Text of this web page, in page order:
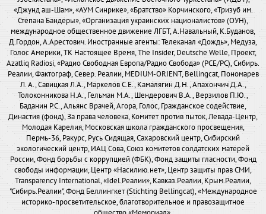
«Джунд аш-Шам», «АУМ Синрике», «Братство» Корчинского, «Тризуб им.
Степана Бандеры», «Организация украинских националистов» (ОУН),
международное общественное движение ЛГБТ, А.Навальный, К.Буданов,
Д.Гордон, А.Арестович. Иностранные агенты: Телеканал «Дождь», Медуза,
Голос Америки, ТК Настоящее Время, The Insider, Deutsche Welle, Проект,
Azatliq Radiosi, «Радио Свободная Европа/Радио Свобода» (PCE/PC), Сибирь.
Реалии, Фактограф, Север. Реалии, MEDIUM-ORIENT, Bellingcat, Пономарев
Л. А., Савицкая Л.А., Маркелов С.Е., Камалягин Д.Н., Апахончич Д.А.,
Толоконникова Н.А., Гельман М.А., Шендерович В.А., Верзилов П.Ю.,
Баданин Р.С., Альянс Врачей, Агора, Голос, Гражданское содействие,
Династия (фонд), За права человека, Комитет против пыток, Левада-Центр,
Молодая Карелия, Московская школа гражданского просвещения,
Пермь-36, Ракурс, Русь Сидящая, Сахаровский центр, Сибирский
экологический центр, ИАЦ Сова, Союз комитетов солдатских матерей
России, Фонд борьбы с коррупцией (ФБК), Фонд защиты гласности, Фонд
свободы информации, Центр «Насилию.нет», Центр защиты прав СМИ,
Transparency International, «Idel.Реалии», Кавказ.Реалии, Крым.Реалии,
"Сибирь.Реалии", Фонд Беллингкет (Stichting Bellingcat), «Международное
историко-просветительское, благотворительное и правозащитное